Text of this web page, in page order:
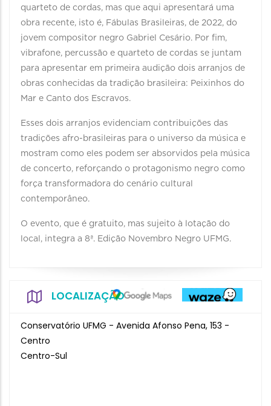
quarteto de cordas, mas que aqui apresentará uma
obra recente, isto é, Fábulas Brasileiras, de 2022, do
jovem compositor negro Gabriel Cesário. Por fim,
vibrafone, percussão e quarteto de cordas se juntam
para apresentar em primeira audição dois arranjos de
obras conhecidas da tradição brasileira: Peixinhos do
Mar e Canto dos Escravos.
Esses dois arranjos evidenciam contribuições das
tradições afro-brasileiras para o universo da música e
mostram como eles podem ser absorvidos pela música
de concerto, reforçando o protagonismo negro como
força transformadora do cenário cultural
contemporâneo.
O evento, que é gratuito, mas sujeito à lotação do
local, integra a 8ª. Edição Novembro Negro UFMG.
LOCALIZAÇÃO
Conservatório UFMG - Avenida Afonso Pena, 153 -
Centro
Centro-Sul